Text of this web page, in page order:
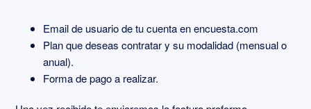
Email de usuario de tu cuenta en encuesta.com
Plan que deseas contratar y su modalidad (mensual o
anual).
Forma de pago a realizar.